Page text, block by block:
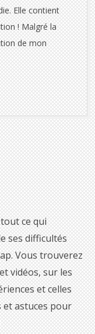
Elle contient
! Malgré la
de mon
ce qui
ses difficultés
Vous trouverez
vidéos, sur les
et celles
et astuces pour